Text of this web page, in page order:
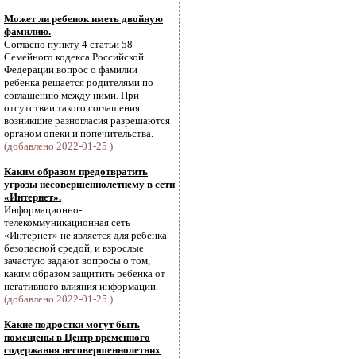
Может ли ребенок иметь двойную
фамилию.
Согласно пункту 4 статьи 58
Семейного кодекса Российской
Федерации вопрос о фамилии
ребенка решается родителями по
соглашению между ними. При
отсутствии такого соглашения
возникшие разногласия разрешаются
органом опеки и попечительства.
(добавлено 2022-01-25 )
Каким образом предотвратить
угрозы несовершеннолетнему в сети
«Интернет».
Информационно-
телекоммуникационная сеть
«Интернет» не является для ребенка
безопасной средой, и взрослые
зачастую задают вопросы о том,
каким образом защитить ребенка от
негативного влияния информации.
(добавлено 2022-01-25 )
Какие подростки могут быть
помещены в Центр временного
содержания несовершеннолетних